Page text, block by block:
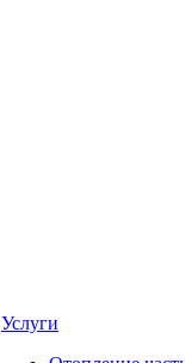
Услуги